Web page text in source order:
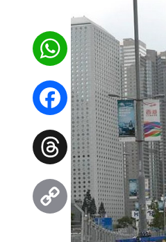
WhatsApp
Facebook
Threads
Copy